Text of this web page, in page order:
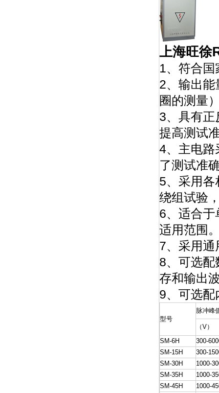
上海旺徐
1、符合
2、输出
圈的测量
3、具有
提高测试
4、主电路
了测试准
5、采用
绕组试验
6、适合
适用范围
7、采用
8、可选
存和输出
9、可选
型号
脉冲峰
（V）
SM-6H
300-
SM-15H
300-
SM-30H
1000-
SM-35H
1000-
SM-45H
1000-